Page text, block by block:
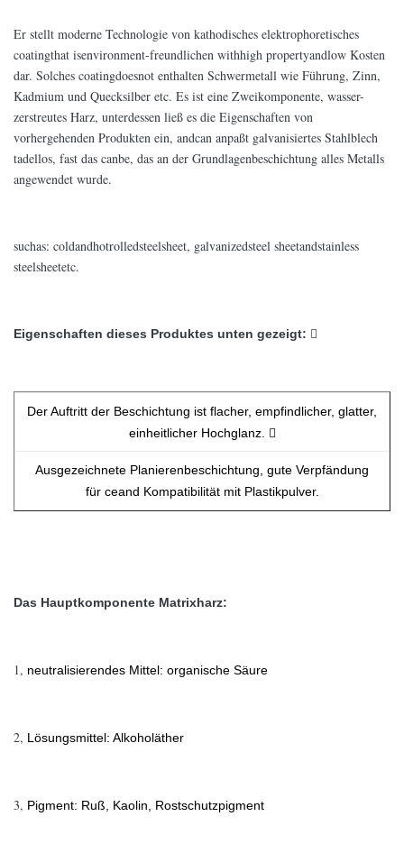
Er stellt moderne Technologie von kathodisches elektrophoretisches
coatingthat isenvironment-freundlichen withhigh propertyandlow Kosten
dar. Solches coatingdoesnot enthalten Schwermetall wie Führung, Zinn,
Kadmium und Quecksilber etc. Es ist eine Zweikomponente, wasser-
zerstreutes Harz, unterdessen ließ es die Eigenschaften von
vorhergehenden Produkten ein, andcan anpaßt galvanisiertes Stahlblech
tadellos, fast das canbe, das an der Grundlagenbeschichtung alles Metalls
angewendet wurde.
suchas: coldandhotrolledsteelsheet, galvanizedsteel sheetandstainless
steelsheetetc.
Eigenschaften dieses Produktes unten gezeigt: 
Der Auftritt der Beschichtung ist flacher, empfindlicher, glatter,
einheitlicher Hochglanz. 
Ausgezeichnete Planierenbeschichtung, gute Verpfändung
für ceand Kompatibilität mit Plastikpulver.
Das Hauptkomponente Matrixharz:
1, neutralisierendes Mittel: organische Säure
2, Lösungsmittel: Alkoholäther
3, Pigment: Ruß, Kaolin, Rostschutzpigment